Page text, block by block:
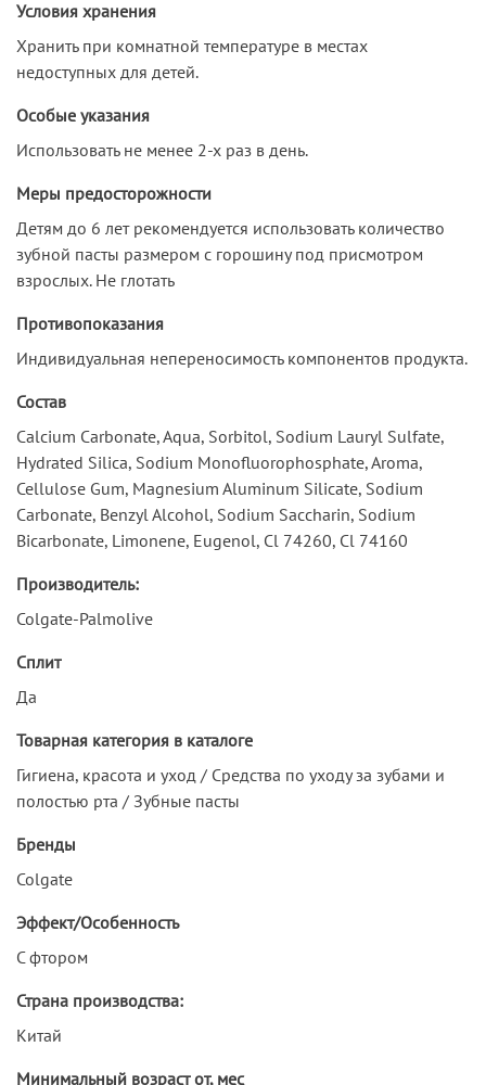
Условия хранения
Хранить при комнатной температуре в местах
недоступных для детей.
Особые указания
Использовать не менее 2-х раз в день.
Меры предосторожности
Детям до 6 лет рекомендуется использовать количество
зубной пасты размером с горошину под присмотром
взрослых. Не глотать
Противопоказания
Индивидуальная непереносимость компонентов продукта.
Состав
Calcium Carbonate, Aqua, Sorbitol, Sodium Lauryl Sulfate,
Hydrated Silica, Sodium Monofluorophosphate, Aroma,
Cellulose Gum, Magnesium Aluminum Silicate, Sodium
Carbonate, Benzyl Alcohol, Sodium Saccharin, Sodium
Bicarbonate, Limonene, Eugenol, Cl 74260, Cl 74160
Производитель:
Colgate-Palmolive
Сплит
Да
Товарная категория в каталоге
Гигиена, красота и уход / Средства по уходу за зубами и
полостью рта / Зубные пасты
Бренды
Colgate
Эффект/Особенность
С фтором
Страна производства:
Китай
Минимальный возраст от, мес